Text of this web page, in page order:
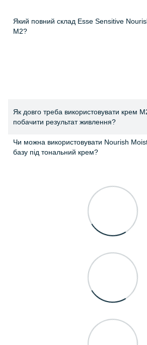
Який повний склад Esse Sensitive
M2?
Як довго треба використовувати крем
побачити результат живлення?
Чи можна використовувати Nourish
базу під тональний крем?